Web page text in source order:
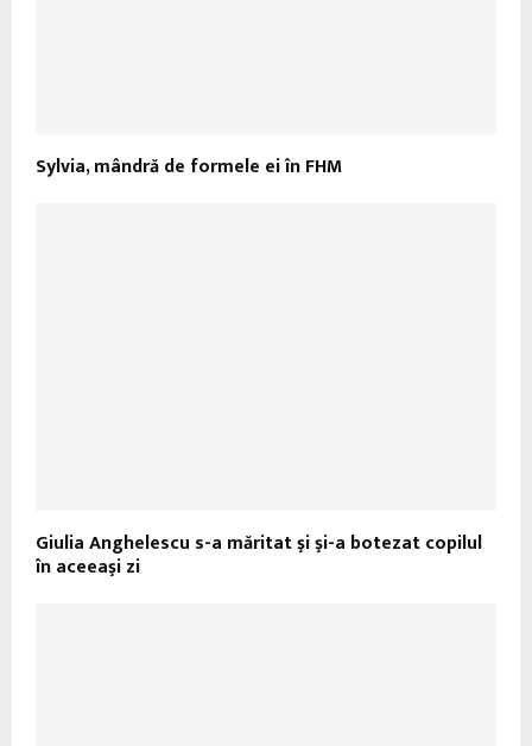
Sylvia, mândră de formele ei în FHM
Giulia Anghelescu s-a măritat şi şi-a botezat copilul
în aceeaşi zi